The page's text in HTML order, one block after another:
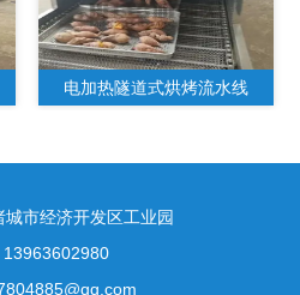
电加热隧道式烘烤流水线
市经济开发区工业园
13963602980